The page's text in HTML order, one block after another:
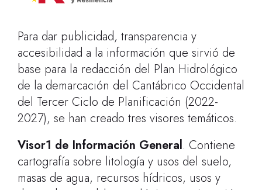
Para dar publicidad, transparencia y
accesibilidad a la información que sirvió de
base para la redacción del Plan Hidrológico
de la demarcación del Cantábrico Occidental
del Tercer Ciclo de Planificación (2022-
2027), se han creado tres visores temáticos.
Visor1 de Información General. Contiene
cartografía sobre litología y usos del suelo,
masas de agua, recursos hídricos, usos y